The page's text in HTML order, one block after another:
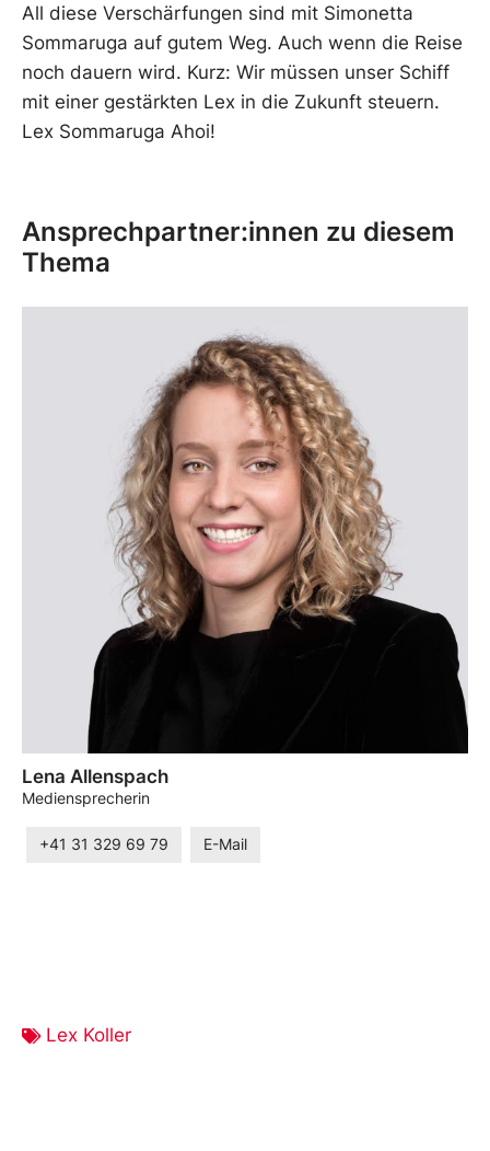
All diese Verschärfungen sind mit Simonetta
Sommaruga auf gutem Weg. Auch wenn die Reise
noch dauern wird. Kurz: Wir müssen unser Schiff
mit einer gestärkten Lex in die Zukunft steuern.
Lex Sommaruga Ahoi!
Ansprechpartner:innen zu diesem
Thema
Lena Allenspach
Mediensprecherin
+41 31 329 69 79 E-Mail
Lex Koller